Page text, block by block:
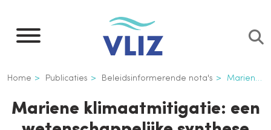
naar
inhoud
gaan
Kruimelpad
Home Publicaties Beleidsinformerende nota's Mariene klimaatmitigatie: een wetenschappelijke synthese van de meest pertinente oplossingsrichtingen voor het Noordzeegebied
Mariene klimaatmitigatie: een